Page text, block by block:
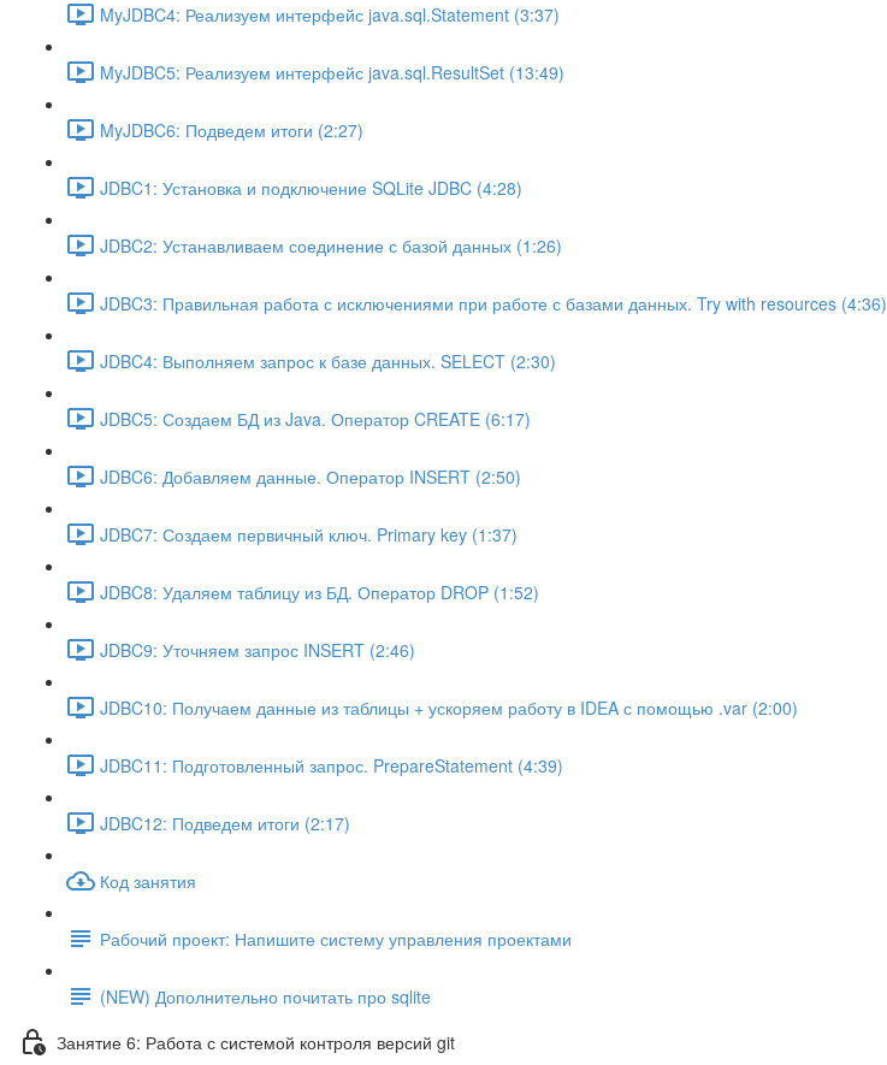
MyJDBC4: Реализуем интерфейс java.sql.Statement (3:37)
MyJDBC5: Реализуем интерфейс java.sql.ResultSet (13:49)
MyJDBC6: Подведем итоги (2:27)
JDBC1: Установка и подключение SQLite JDBC (4:28)
JDBC2: Устанавливаем соединение с базой данных (1:26)
JDBC3: Правильная работа с исключениями при работе с базами данных. Try with resources (4:36)
JDBC4: Выполняем запрос к базе данных. SELECT (2:30)
JDBC5: Создаем БД из Java. Оператор CREATE (6:17)
JDBC6: Добавляем данные. Оператор INSERT (2:50)
JDBC7: Создаем первичный ключ. Primary key (1:37)
JDBC8: Удаляем таблицу из БД. Оператор DROP (1:52)
JDBC9: Уточняем запрос INSERT (2:46)
JDBC10: Получаем данные из таблицы + ускоряем работу в IDEA с помощью .var (2:00)
JDBC11: Подготовленный запрос. PrepareStatement (4:39)
JDBC12: Подведем итоги (2:17)
Код занятия
Рабочий проект: Напишите систему управления проектами
(NEW) Дополнительно почитать про sqlite
Занятие 6: Работа с системой контроля версий git